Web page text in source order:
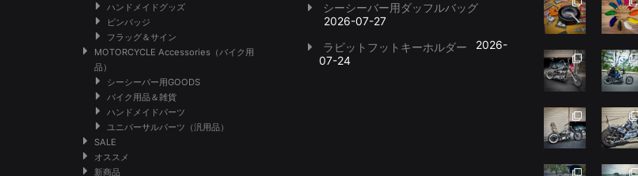
ハンドメイドグッズ
ピンバッジ
フラッグ＆サイン
MOTORCYCLE Accessories（バイク用
品）
シーシーバー用GOODS
バイク用品＆雑貨
ハンドメイドパーツ
ユニバーサルパーツ（汎用品）
SALE
オススメ
新商品
シーシーバー用ダッフルバッグ
2026-07-27
ラビットフットキーホルダー
2026-
07-24